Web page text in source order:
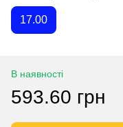
17.00
В наявності
593.60 грн